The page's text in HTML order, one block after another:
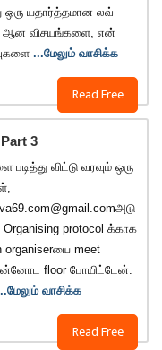
Read Free
ஒரு யதார்த்தமான லவ்
ஆன விசயங்களை, என்
...மேலும் வாசிக்க
3
Read Free
விட்டு வரவும் ஒரு
protocol க்காக
organiserயை meet
floor போயிட்டேன்.
வாசிக்க